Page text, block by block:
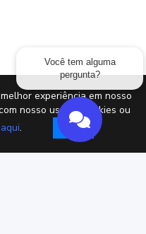
experiência em nosso
nosso uso de cookies ou
aqui. Got it!
Você tem alguma
pergunta?